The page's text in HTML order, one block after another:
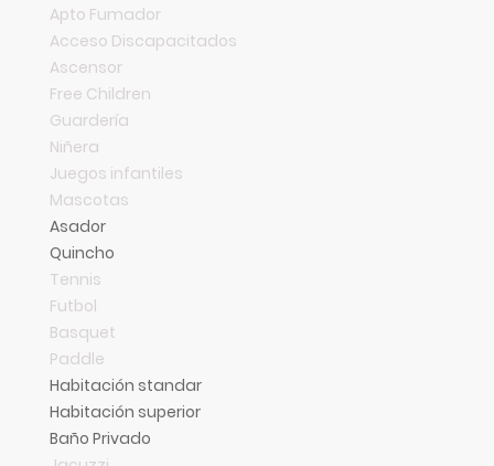
Apto Fumador
Acceso Discapacitados
Ascensor
Free Children
Guardería
Niñera
Juegos infantiles
Mascotas
Asador
Quincho
Tennis
Futbol
Basquet
Paddle
Habitación standar
Habitación superior
Baño Privado